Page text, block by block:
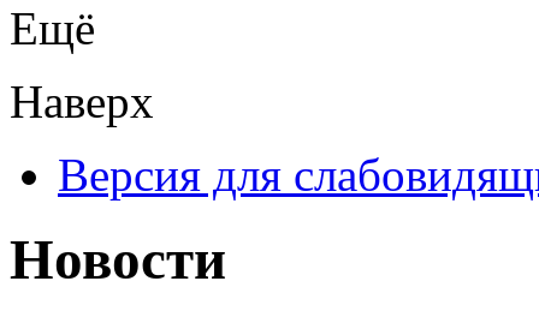
Ещё
Наверх
Версия для
Новости